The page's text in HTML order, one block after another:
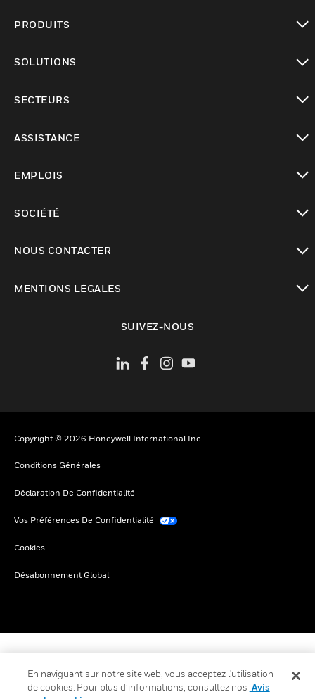
PRODUITS
SOLUTIONS
SECTEURS
ASSISTANCE
EMPLOIS
SOCIÉTÉ
NOUS CONTACTER
MENTIONS LÉGALES
SUIVEZ-NOUS
Copyright © 2026 Honeywell International Inc.
Conditions Générales
Déclaration De Confidentialité
Vos Préférences De Confidentialité
Cookies
Désabonnement Global
En naviguant sur notre site web, vous acceptez l'utilisation
de cookies. Pour plus d’informations, consultez nos Avis